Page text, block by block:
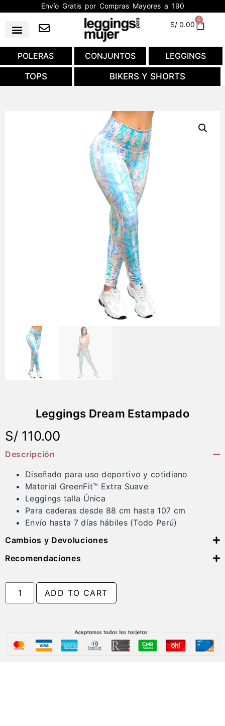
Envío Gratis por Compras Mayores a 190
S/0.00
0
POLERAS CONJUNTOS LEGGINGS
TOPS BIKERS Y SHORTS
Leggings Dream Estampado
S/ 110.00
Descripción
Diseñado para uso deportivo y cotidiano
Material GreenFit™ Extra Suave
Leggings talla Única
Para caderas desde 88 cm hasta 107 cm
Envío hasta 7 días hábiles (Todo Perú)
Cambios y Devoluciones
Recomendaciones
ADD TO CART